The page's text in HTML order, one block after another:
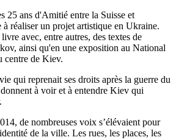
25 ans d'Amitié entre la Suisse et
réaliser un projet artistique en Ukraine.
avec, entre autres, des textes de
ainsi qu'en une exposition au National
centre de Kiev.
qui reprenait ses droits après la guerre du
à voir et à entendre Kiev qui
de nombreuses voix s’élévaient pour
de la ville. Les rues, les places, les